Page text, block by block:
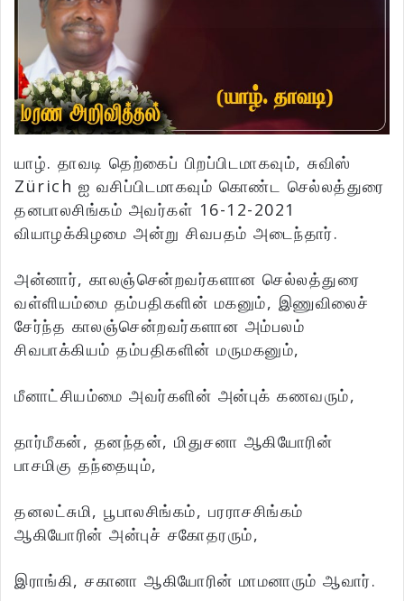
யாழ். தாவடி தெற்கைப் பிறப்பிடமாகவும், சுவிஸ்
Zürich ஐ வசிப்பிடமாகவும் கொண்ட செல்லத்துரை
தனபாலசிங்கம் அவர்கள் 16-12-2021
வியாழக்கிழமை அன்று சிவபதம் அடைந்தார்.
அன்னார், காலஞ்சென்றவர்களான செல்லத்துரை
வள்ளியம்மை தம்பதிகளின் மகனும், இணுவிலைச்
சேர்ந்த காலஞ்சென்றவர்களான அம்பலம்
சிவபாக்கியம் தம்பதிகளின் மருமகனும்,
மீனாட்சியம்மை அவர்களின் அன்புக் கணவரும்,
தார்மீகன், தனந்தன், மிதுசனா ஆகியோரின்
பாசமிகு தந்தையும்,
தனலட்சுமி, பூபாலசிங்கம், பரராசசிங்கம்
ஆகியோரின் அன்புச் சகோதரரும்,
இராங்கி, சகானா ஆகியோரின் மாமனாரும் ஆவார்.